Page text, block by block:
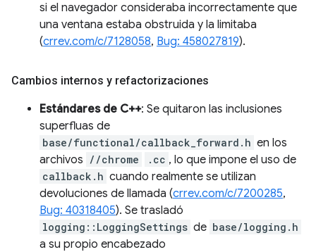
si el navegador consideraba incorrectamente que
una ventana estaba obstruida y la limitaba
(crrev.com/c/7128058, Bug: 458027819).
Cambios internos y refactorizaciones
Estándares de C++: Se quitaron las inclusiones
superfluas de
base/functional/callback_forward.h en los
archivos //chrome .cc , lo que impone el uso de
callback.h cuando realmente se utilizan
devoluciones de llamada (crrev.com/c/7200285,
Bug: 40318405). Se trasladó
logging::LoggingSettings de base/logging.h
a su propio encabezado